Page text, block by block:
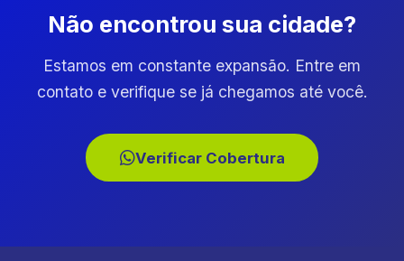
Não encontrou sua cidade?
Estamos em constante expansão. Entre em
contato e verifique se já chegamos até você.
Verificar Cobertura